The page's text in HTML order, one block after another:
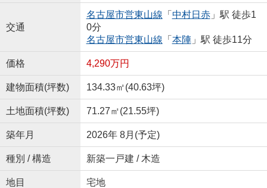
交通
名古屋市営東山線 「 中村日赤」駅 徒歩1
0分
名古屋市営東山線 「 本陣」駅 徒歩11分
価格 4,290万円
建物面積(坪数) 134.33㎡(40.63坪)
土地面積(坪数) 71.27㎡(21.55坪)
築年月 2026年 8月(予定)
種別 / 構造 新築一戸建 / 木造
地目 宅地